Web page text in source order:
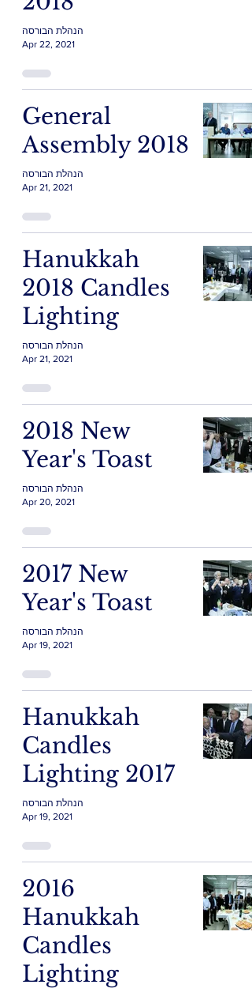
הנהלת הבורסה
Apr 22, 2021
General
Assembly 2018
הנהלת הבורסה
Apr 21, 2021
Hanukkah
2018 Candles
Lighting
הנהלת הבורסה
Apr 21, 2021
2018 New
Year's Toast
הנהלת הבורסה
Apr 20, 2021
2017 New
Year's Toast
הנהלת הבורסה
Apr 19, 2021
Hanukkah
Candles
Lighting 2017
הנהלת הבורסה
Apr 19, 2021
2016
Hanukkah
Candles
Lighting